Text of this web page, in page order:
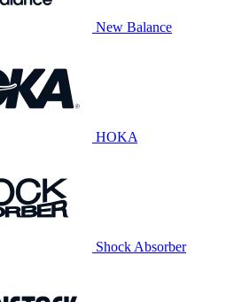
New Balance
HOKA
Shock Absorber